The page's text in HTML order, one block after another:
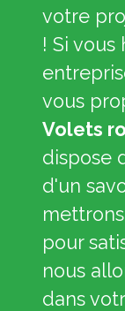
votre
! Si vous
vous
Volets
dispose
d'un
pour
nous
dans